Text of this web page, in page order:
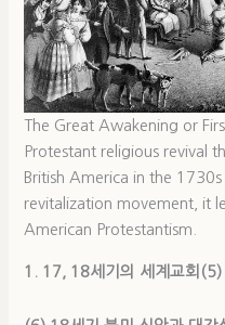
The Great Awakening or
Protestant religious revival
British America in the
revitalization movement, it
American Protestantism.
1 . 1 7 , 1 8세기의 세계교회 (5)